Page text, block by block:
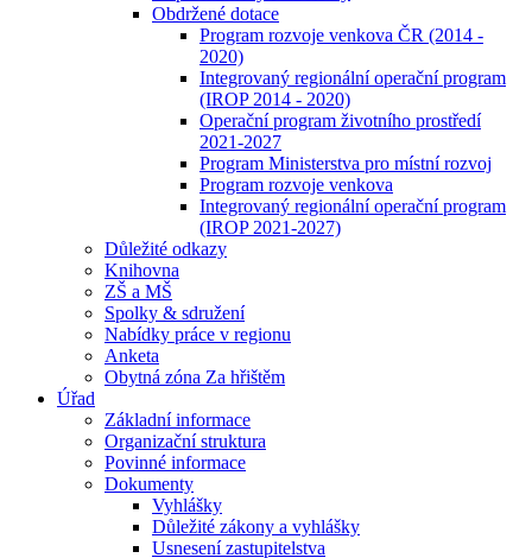
Obdržené dotace
Program rozvoje venkova ČR (2014 -
2020)
Integrovaný regionální operační program
(IROP 2014 - 2020)
Operační program životního prostředí
2021-2027
Program Ministerstva pro místní rozvoj
Program rozvoje venkova
Integrovaný regionální operační program
(IROP 2021-2027)
Důležité odkazy
Knihovna
ZŠ a MŠ
Spolky & sdružení
Nabídky práce v regionu
Anketa
Obytná zóna Za hřištěm
Úřad
Základní informace
Organizační struktura
Povinné informace
Dokumenty
Vyhlášky
Důležité zákony a vyhlášky
Usnesení zastupitelstva